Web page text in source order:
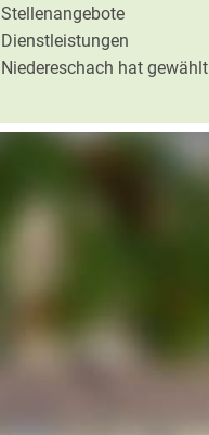
Stellenangebote
Dienstleistungen
Niedereschach hat gewählt